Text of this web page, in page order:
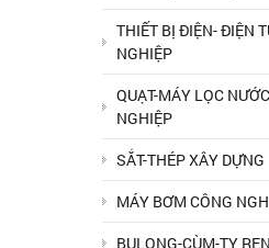
THIẾT BỊ ĐIỆN- ĐIỆN
NGHIỆP
QUẠT-MÁY LỌC
NGHIỆP
SẮT-THÉP XÂY DỰNG
MÁY BƠM CÔNG
BULONG-CÙM-TY REN